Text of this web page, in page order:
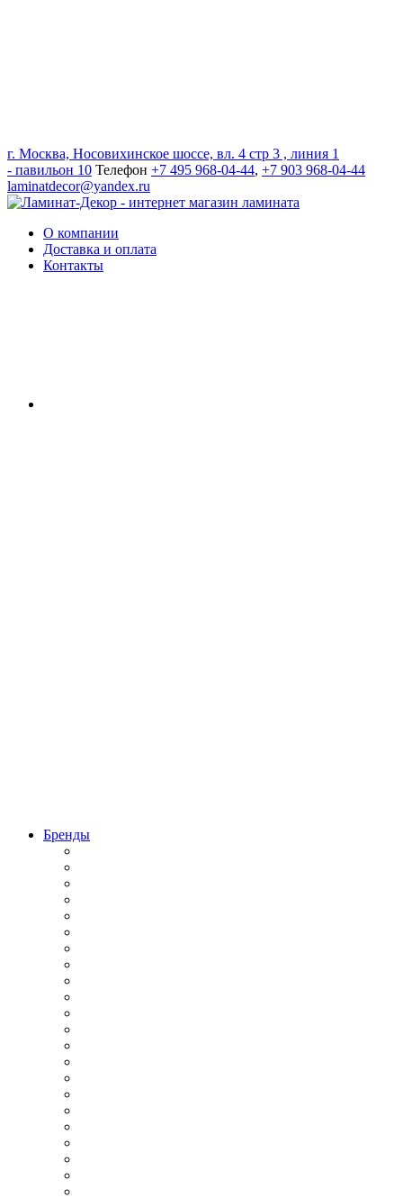
г. Москва, Носовихинское шоссе, вл. 4 стр 3 , линия 1
- павильон 10 Телефон +7 495 968-04-44, +7 903 968-04-44
laminatdecor@yandex.ru
О компании
Доставка и оплата
Контакты
Бренды